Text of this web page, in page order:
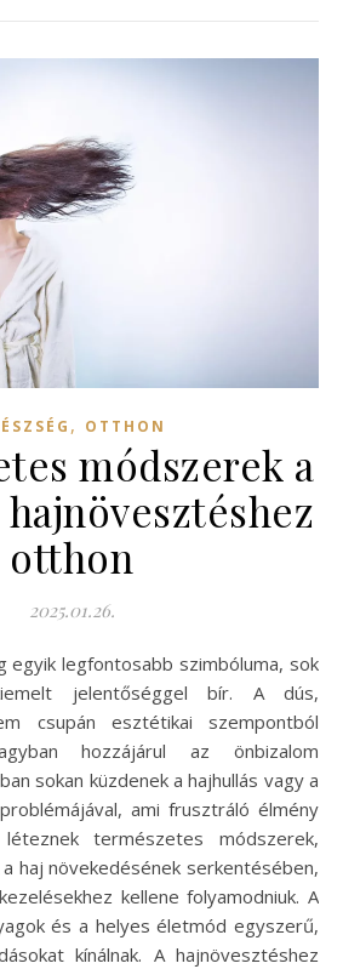
, OTTHON
módszerek a
otthon
2025.01.26.
jelentőséggel bír. A dús,
csupán esztétikai szempontból
hozzájárul az önbizalom
sokan küzdenek a hajhullás vagy a
ami frusztráló élmény
természetes módszerek,
haj növekedésének serkentésében,
kellene folyamodniuk. A
és a helyes életmód egyszerű,
kínálnak. A hajnövesztéshez